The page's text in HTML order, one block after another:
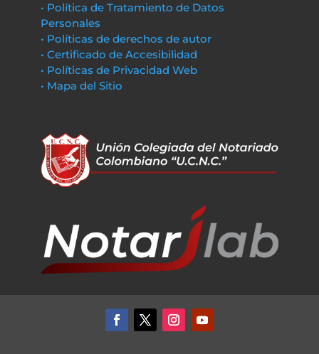
• Política de Tratamiento de Datos
Personales
• Políticas de derechos de autor
• Certificado de Accesibilidad
• Políticas de Privacidad Web
• Mapa del Sitio